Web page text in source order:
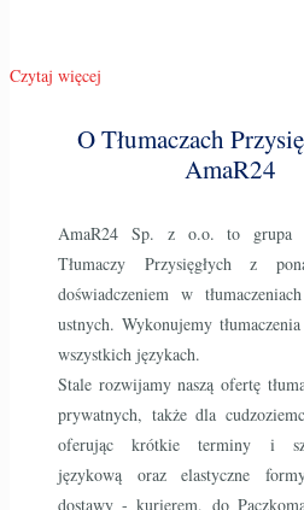
Czytaj więcej
O Tłumaczach
AmaR24
AmaR24 Sp. z o.o. to grupa
Tłumaczy Przysięgłych z
doświadczeniem w
ustnych. Wykonujemy
wszystkich językach.
Stale rozwijamy naszą ofertę
prywatnych, także dla
oferując krótkie terminy i
językową oraz elastyczne
dostawy - kurierem, do